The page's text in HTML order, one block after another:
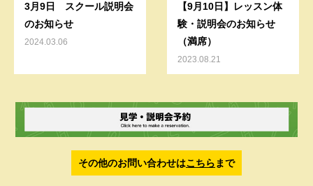
3月9日 スクール説明会
のお知らせ
2024.03.06
【9月10日】レッスン体
験・説明会のお知らせ
（満席）
2023.08.21
その他のお問い合わせはこちら まで